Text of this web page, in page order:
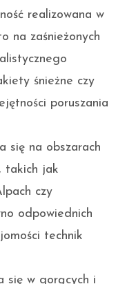
realizowana w
na zaśnieżonych
śnieżne czy
poruszania
się na obszarach
takich jak
czy
odpowiednich
technik
się w gorących i